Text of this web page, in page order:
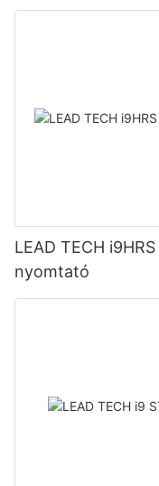
LEAD TECH
nyomtató